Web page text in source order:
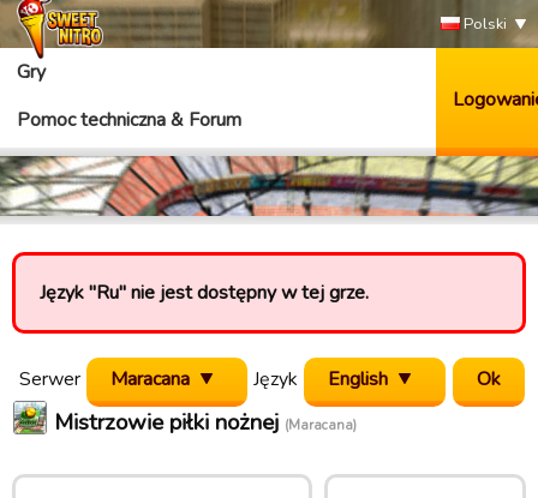
Polski
Gry
Pomoc techniczna & Forum
Język "Ru" nie jest dostępny w tej grze.
Serwer Maracana Język English
Mistrzowie piłki nożnej (Maracana)